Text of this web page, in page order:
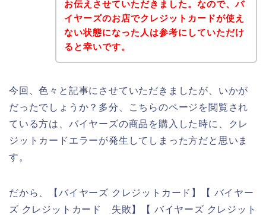
お伝えさせていただきました。なので、バ
イヤーズのお店でクレジットカードが使え
ない状態になった人は参考にしていただけ
ると幸いです。
今回、色々と記事にさせていただきましたが、いかが
だったでしょうか？多分、こちらのページを閲覧され
ている方は、バイヤーズの商品を購入した時に、クレ
ジットカードエラーが発生してしまった方だと思いま
す。
だから、【バイヤーズ クレジットカード】【 バイヤー
ズ クレジットカード 失敗】【 バイヤーズ クレジット